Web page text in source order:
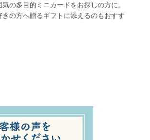
の多目的ミニカードをお探しの方に。
の方へ贈るギフトに添えるのもおすす